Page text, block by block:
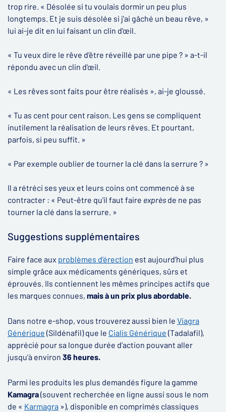
trop rire. « Désolée si tu voulais dormir un peu plus
longtemps. Et je suis désolée si j'ai gâché un beau rêve, »
lui ai-je dit en lui faisant un clin d'œil.
« Tu veux dire le rêve d'être réveillé par une pipe ? » a-t-il
répondu avec un clin d'œil.
« Les rêves sont faits pour être réalisés », ai-je gloussé.
« Tu as cent pour cent raison. Les gens se compliquent
inutilement la réalisation de leurs rêves. Et pourtant,
parfois, si peu suffit. »
« Par exemple oublier de tourner la clé dans la serrure ? »
Il a rétréci ses yeux et leurs coins ont commencé à se
contracter : « Peut-être qu'il faut faire exprès de ne pas
tourner la clé dans la serrure. »
Suggestions supplémentaires
Faire face aux problèmes d’érection est aujourd’hui plus
simple grâce aux médicaments génériques, sûrs et
éprouvés. Ils contiennent les mêmes principes actifs que
les marques connues, mais à un prix plus abordable.
Dans notre e-shop, vous trouverez aussi bien le Viagra
Générique (Sildénafil) que le Cialis Générique (Tadalafil),
apprécié pour sa longue durée d’action pouvant aller
jusqu’à environ 36 heures.
Parmi les produits les plus demandés figure la gamme
Kamagra(souvent recherchée en ligne aussi sous le nom
de « Karmagra »), disponible en comprimés classiques